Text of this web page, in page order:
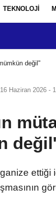
TEKNOLOJİ
değil"
Haziran 2026 -
ettiği